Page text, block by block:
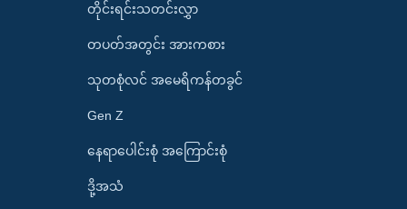
တိုင်းရင်းသတင်းလွှာ
တပတ်အတွင်း အားကစား
သုတစုံလင် အမေရိကန်တခွင်
Gen Z
နေရာပေါင်းစုံ အကြောင်းစုံ
ဒို့အသံ